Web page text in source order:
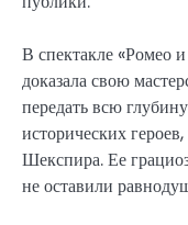
В спектакле «Ромео
доказала свою
передать всю
исторических
Шекспира. Ее
не оставили